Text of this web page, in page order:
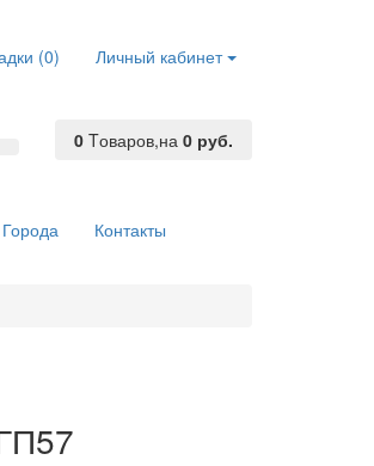
Личный кабинет
(0)
0 Tоваров,на 0 руб.
Города Контакты